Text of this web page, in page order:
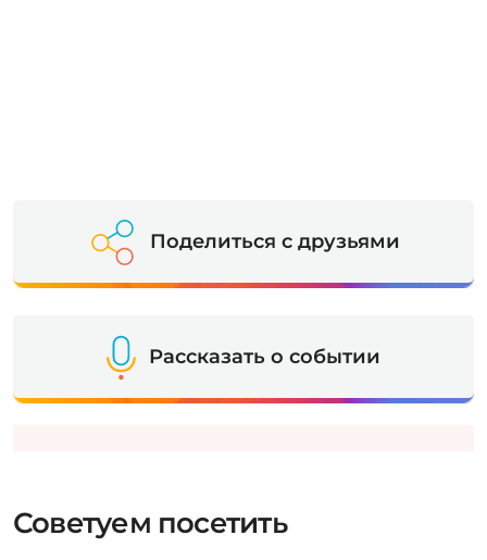
Поделиться с друзьями
Рассказать о событии
Советуем посетить